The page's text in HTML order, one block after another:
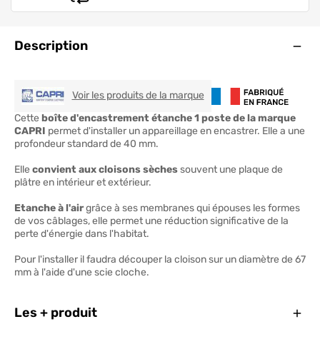
Description
Voir les produits de la marqueCAPRI
Cette boîte d'encastrement étanche 1 poste de la marque
CAPRI permet d'installer un appareillage en encastrer. Elle a une
profondeur standard de 40 mm.
Elle convient aux cloisons sèchessouvent une plaque de
plâtre en intérieur et extérieur.
Etanche à l'airgrâce à ses membranes qui épouses les formes
de vos câblages, elle permet une réduction significative de la
perte d'énergie dans l'habitat.
Pour l'installer il faudra découper la cloison sur un diamètre de 67
mm à l'aide d'une scie cloche.
Les + produit